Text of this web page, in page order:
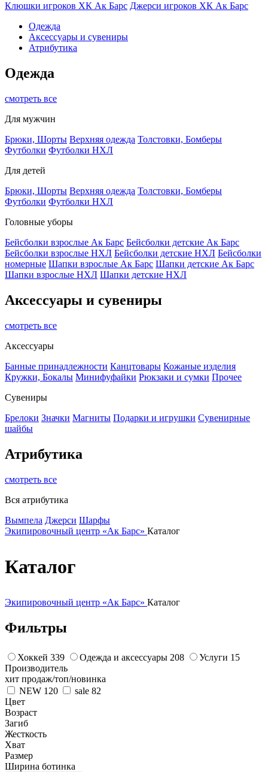
Клюшки игроков ХК Ак Барс Джерси игроков ХК Ак Барс
Одежда
Аксессуары и сувениры
Атрибутика
Одежда
смотреть все
Для мужчин
Брюки, Шорты Верхняя одежда Толстовки, Бомберы
Футболки Футболки НХЛ
Для детей
Брюки, Шорты Верхняя одежда Толстовки, Бомберы
Футболки Футболки НХЛ
Головные уборы
Бейсболки взрослые Ак Барс Бейсболки детские Ак Барс
Бейсболки взрослые НХЛ Бейсболки детские НХЛ Бейсболки
номерные Шапки взрослые Ак Барс Шапки детские Ак Барс
Шапки взрослые НХЛ Шапки детские НХЛ
Аксессуары и сувениры
смотреть все
Аксессуары
Банные принадлежности Канцтовары Кожаные изделия
Кружки, Бокалы Минифуфайки Рюкзаки и сумки Прочее
Сувениры
Брелоки Значки Магниты Подарки и игрушки Сувенирные
шайбы
Атрибутика
смотреть все
Вся атрибутика
Вымпела Джерси Шарфы
Экипировочный центр «Ак Барс» Каталог
Каталог
Экипировочный центр «Ак Барс» Каталог
Фильтры
Хоккей 339 Одежда и аксессуары 208 Услуги 15
Производитель
хит продаж/топ/новинка
NEW 120 sale 82
Цвет
Возраст
Загиб
Жесткость
Хват
Размер
Ширина ботинка